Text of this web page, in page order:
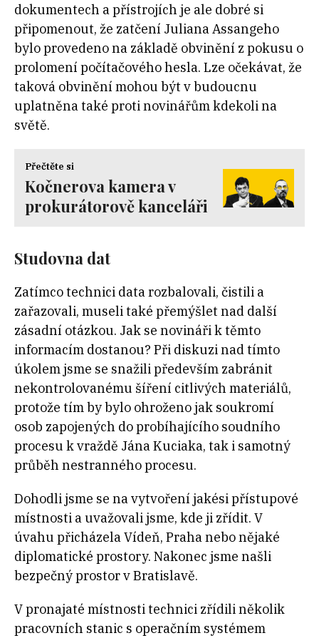
dokumentech a přístrojích je ale dobré si
připomenout, že zatčení Juliana Assangeho
bylo provedeno na základě obvinění z pokusu o
prolomení počítačového hesla. Lze očekávat, že
taková obvinění mohou být v budoucnu
uplatněna také proti novinářům kdekoli na
světě.
Přečtěte si
Kočnerova kamera v
prokurátorově kanceláři
Studovna dat
Zatímco technici data rozbalovali, čistili a
zařazovali, museli také přemýšlet nad další
zásadní otázkou. Jak se novináři k těmto
informacím dostanou? Při diskuzi nad tímto
úkolem jsme se snažili především zabránit
nekontrolovanému šíření citlivých materiálů,
protože tím by bylo ohroženo jak soukromí
osob zapojených do probíhajícího soudního
procesu k vraždě Jána Kuciaka, tak i samotný
průběh nestranného procesu.
Dohodli jsme se na vytvoření jakési přístupové
místnosti a uvažovali jsme, kde ji zřídit. V
úvahu přicházela Vídeň, Praha nebo nějaké
diplomatické prostory. Nakonec jsme našli
bezpečný prostor v Bratislavě.
V pronajaté místnosti technici zřídili několik
pracovních stanic s operačním systémem